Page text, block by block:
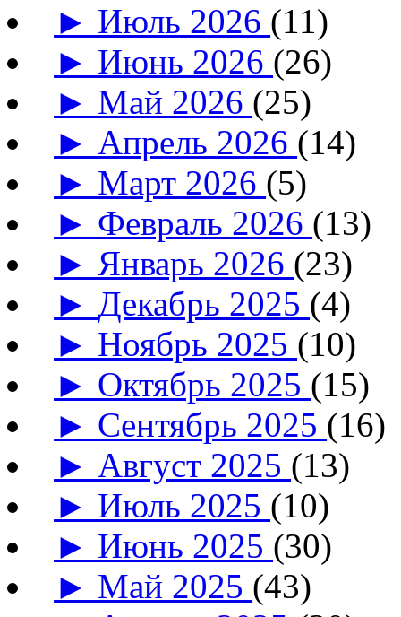
► Июль 2026 (11)
► Июнь 2026 (26)
► Май 2026 (25)
► Апрель 2026 (14)
► Март 2026 (5)
► Февраль 2026 (13)
► Январь 2026 (23)
►Декабрь 2025 (4)
► Ноябрь 2025 (10)
► Октябрь 2025 (15)
► Сентябрь 2025 (16)
► Август 2025 (13)
► Июль 2025 (10)
► Июнь 2025 (30)
► Май 2025 (43)